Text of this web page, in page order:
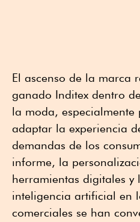
El ascenso de la marca
ganado Inditex dentro
la moda, especialmente
adaptar la experiencia
demandas de los
informe, la
herramientas digitales y
inteligencia artificial en
comerciales se han